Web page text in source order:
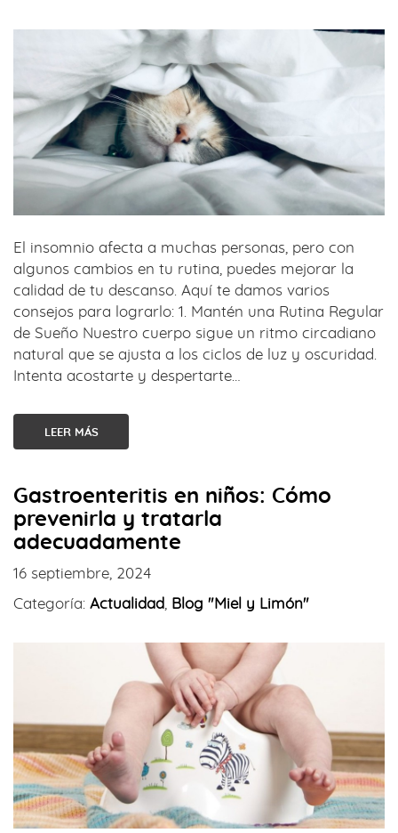
El insomnio afecta a muchas personas, pero con
algunos cambios en tu rutina, puedes mejorar la
calidad de tu descanso. Aquí te damos varios
consejos para lograrlo: 1. Mantén una Rutina Regular
de Sueño Nuestro cuerpo sigue un ritmo circadiano
natural que se ajusta a los ciclos de luz y oscuridad.
Intenta acostarte y despertarte…
LEER MÁS
Gastroenteritis en niños: Cómo
prevenirla y tratarla
adecuadamente
16 septiembre, 2024
Categoría: Actualidad Blog "Miel y Limón"